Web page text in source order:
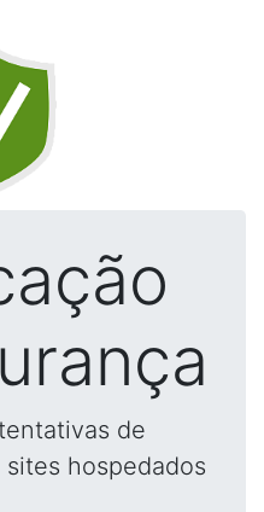
de
hospedados